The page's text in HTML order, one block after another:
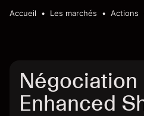
Accueil Les marchés Actions
Négociation
Enhanced